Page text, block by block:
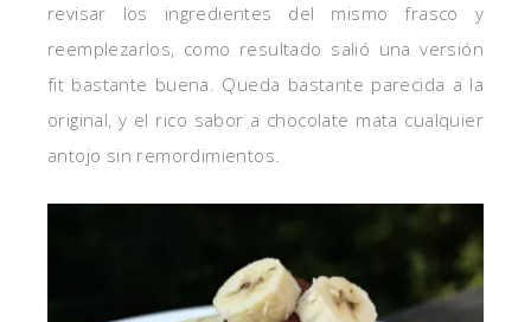
revisar los ingredientes del mismo frasco y
reemplezarlos, como resultado salió una versión
fit bastante buena. Queda bastante parecida a la
original, y el rico sabor a chocolate mata cualquier
antojo sin remordimientos.